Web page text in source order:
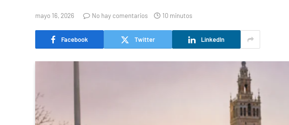
mayo 16, 2026 No hay comentarios 10 minutos
Facebook Twitter LinkedIn